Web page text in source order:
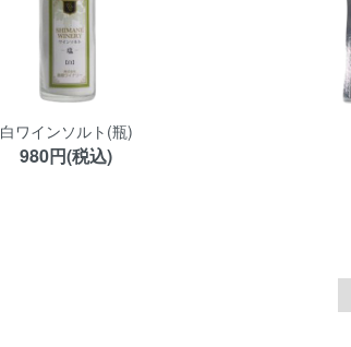
白ワインソルト(瓶)
980円(税込)